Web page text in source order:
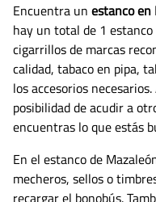
Encuentra un estanco en
hay un total de 1
cigarrillos de marcas
calidad, tabaco en pipa,
los accesorios necesarios.
posibilidad de acudir a
encuentras lo que estás
En el estanco de
mecheros, sellos o
recargar el bonobús.